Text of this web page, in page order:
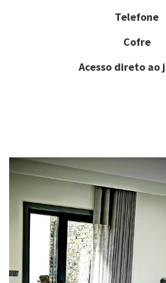
Telefone
Cofre
Acesso direto ao